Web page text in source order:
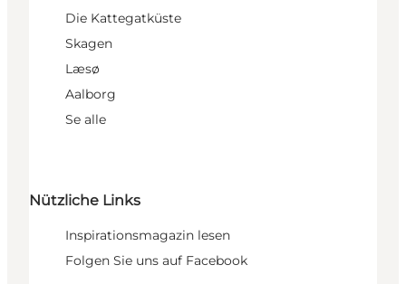
Die Kattegatküste
Skagen
Læsø
Aalborg
Se alle
Nützliche Links
Inspirationsmagazin lesen
Folgen Sie uns auf Facebook